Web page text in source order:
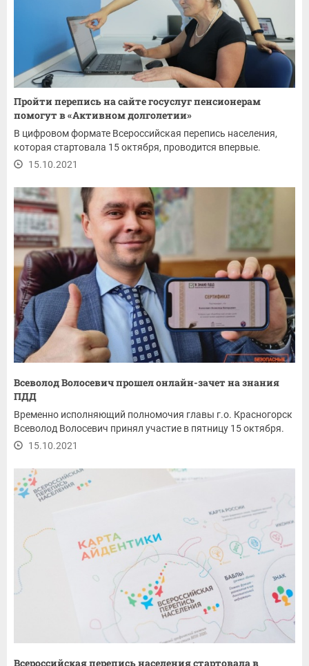
Пройти перепись на сайте госуслуг пенсионерам
помогут в «Активном долголетии»
В цифровом формате Всероссийская перепись населения,
которая стартовала 15 октября, проводится впервые.
15.10.2021
Всеволод Волосевич прошел онлайн-зачет на знания
ПДД
Временно исполняющий полномочия главы г.о. Красногорск
Всеволод Волосевич принял участие в пятницу 15 октября.
15.10.2021
Всероссийская перепись населения стартовала в